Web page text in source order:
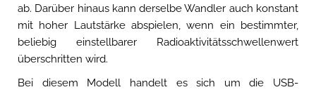
ab. Darüber hinaus kann derselbe Wandler auch konstant
mit hoher Lautstärke abspielen, wenn ein bestimmter,
beliebig einstellbarer Radioaktivitätsschwellenwert
überschritten wird.
Bei diesem Modell handelt es sich um die USB-